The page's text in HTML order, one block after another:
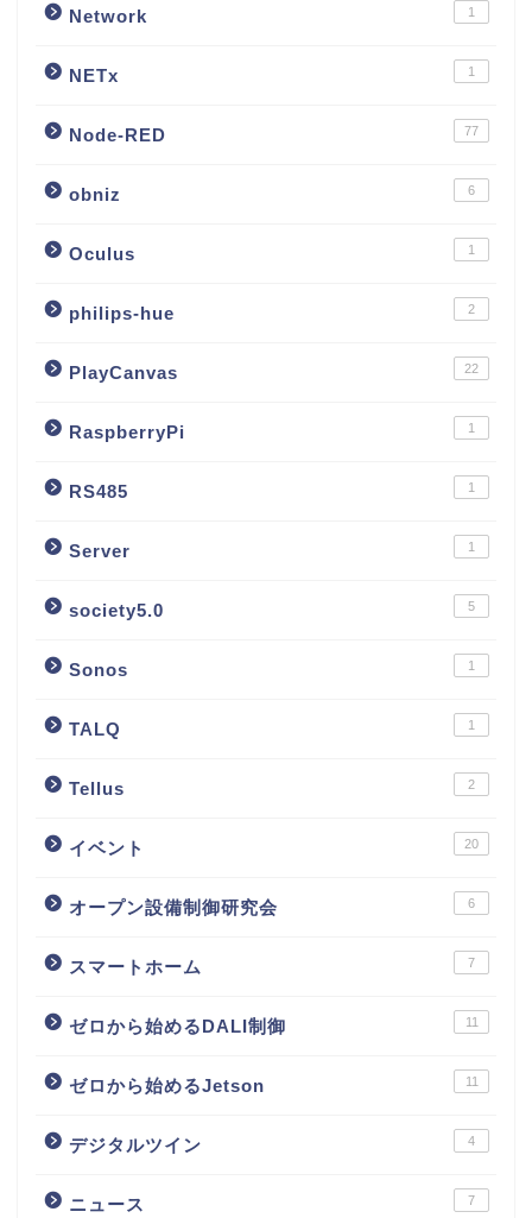
Network 1
NETx 1
Node-RED 77
obniz 6
Oculus 1
philips-hue 2
PlayCanvas 22
RaspberryPi 1
RS485 1
Server 1
society5.0 5
Sonos 1
TALQ 1
Tellus 2
イベント 20
オープン設備制御研究会 6
スマートホーム 7
ゼロから始めるDALI制御 11
ゼロから始めるJetson 11
デジタルツイン 4
ニュース 7